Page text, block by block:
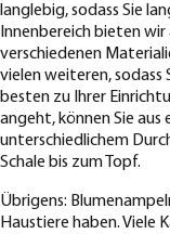
langlebig, sodass Sie
Innenbereich bieten wir
verschiedenen
vielen weiteren, sodass
besten zu Ihrer
angeht, können Sie aus
unterschiedlichem
Schale bis zum Topf.
Übrigens:
Haustiere haben. Viele